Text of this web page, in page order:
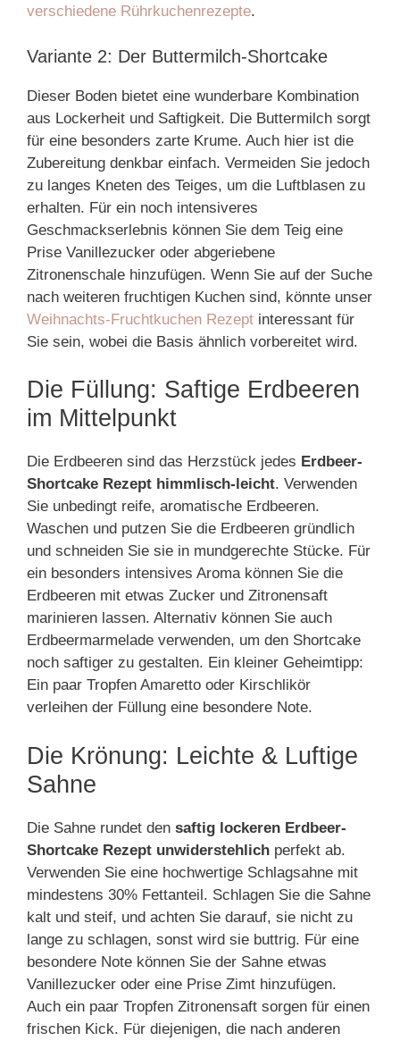
verschiedene Rührkuchenrezepte.
Variante 2: Der Buttermilch-Shortcake
Dieser Boden bietet eine wunderbare Kombination
aus Lockerheit und Saftigkeit. Die Buttermilch sorgt
für eine besonders zarte Krume. Auch hier ist die
Zubereitung denkbar einfach. Vermeiden Sie jedoch
zu langes Kneten des Teiges, um die Luftblasen zu
erhalten. Für ein noch intensiveres
Geschmackserlebnis können Sie dem Teig eine
Prise Vanillezucker oder abgeriebene
Zitronenschale hinzufügen. Wenn Sie auf der Suche
nach weiteren fruchtigen Kuchen sind, könnte unser
Weihnachts-Fruchtkuchen Rezept interessant für
Sie sein, wobei die Basis ähnlich vorbereitet wird.
Die Füllung: Saftige Erdbeeren
im Mittelpunkt
Die Erdbeeren sind das Herzstück jedes Erdbeer-
Shortcake Rezept himmlisch-leicht. Verwenden
Sie unbedingt reife, aromatische Erdbeeren.
Waschen und putzen Sie die Erdbeeren gründlich
und schneiden Sie sie in mundgerechte Stücke. Für
ein besonders intensives Aroma können Sie die
Erdbeeren mit etwas Zucker und Zitronensaft
marinieren lassen. Alternativ können Sie auch
Erdbeermarmelade verwenden, um den Shortcake
noch saftiger zu gestalten. Ein kleiner Geheimtipp:
Ein paar Tropfen Amaretto oder Kirschlikör
verleihen der Füllung eine besondere Note.
Die Krönung: Leichte & Luftige
Sahne
Die Sahne rundet den saftig lockeren Erdbeer-
Shortcake Rezept unwiderstehlich perfekt ab.
Verwenden Sie eine hochwertige Schlagsahne mit
mindestens 30% Fettanteil. Schlagen Sie die Sahne
kalt und steif, und achten Sie darauf, sie nicht zu
lange zu schlagen, sonst wird sie buttrig. Für eine
besondere Note können Sie der Sahne etwas
Vanillezucker oder eine Prise Zimt hinzufügen.
Auch ein paar Tropfen Zitronensaft sorgen für einen
frischen Kick. Für diejenigen, die nach anderen